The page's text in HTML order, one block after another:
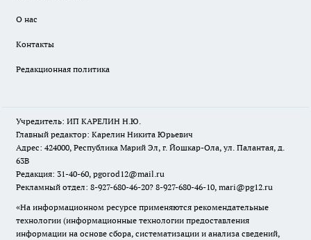
О нас
Контакты
Редакционная политика
Учредитель: ИП КАРЕЛИН Н.Ю.
Главный редактор: Карелин Никита Юрьевич
Адрес: 424000, Республика Марий Эл, г. Йошкар-Ола, ул. Палантая, д.
63В
Редакция: 31-40-60, pgorod12@mail.ru
Рекламный отдел: 8-927-680-46-20? 8-927-680-46-10, mari@pg12.ru
«На информационном ресурсе применяются рекомендательные
технологии (информационные технологии предоставления
информации на основе сбора, систематизации и анализа сведений,